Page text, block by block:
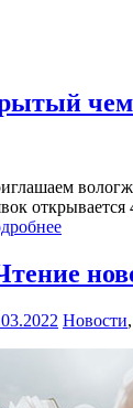
Новости,